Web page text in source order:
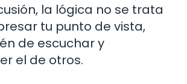
la lógica no se trata
tu punto de vista,
de escuchar y
el de otros.